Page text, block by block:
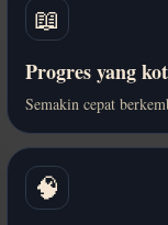
📖
Progres yang
Semakin cepat
🧠